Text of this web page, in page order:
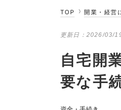
TOP 開業・経営
更新日： 2026/03/
自宅開
要な手